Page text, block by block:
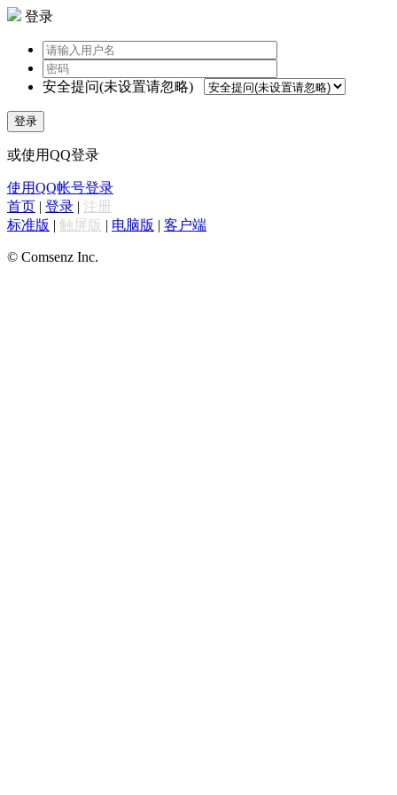
登录
安全提问(未设置请忽略)
登录
或使用QQ登录
使用QQ帐号登录
首页 | 登录 | 注册
标准版 | 触屏版 | 电脑版 | 客户端
© Comsenz Inc.